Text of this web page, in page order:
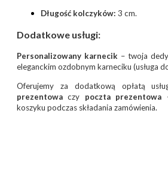
Długość kolczyków: 3 cm.
Dodatkowe usługi:
Personalizowany karnecik – twoja
eleganckim ozdobnym karneciku (usługa
Oferujemy za dodatkową opłatą
prezentowa czy poczta prezentowa
koszyku podczas składania zamówienia.